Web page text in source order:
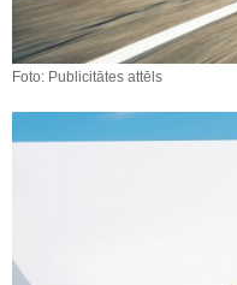
Foto: Publicitātes attēls